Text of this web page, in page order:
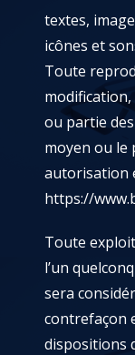
textes,
icônes et
Toute
ou partie
moyen ou le
autorisation
https://
Toute
l’un
sera
contrefaçon
dispositions